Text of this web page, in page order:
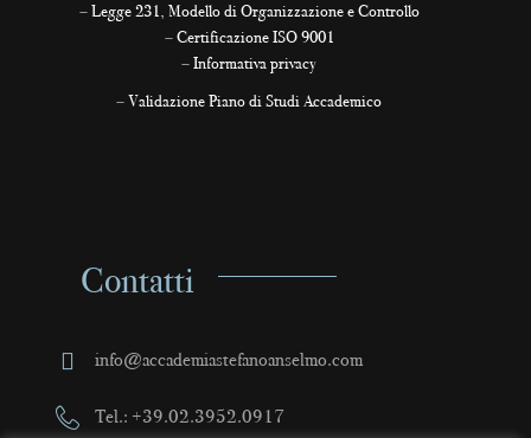
–Legge 231, Modello di Organizzazione e Controllo
–Certificazione ISO 9001
–Informativa privacy
–Validazione Piano di Studi Accademico
Contatti
info@accademiastefanoanselmo.com
Tel.: +39.02.3952.0917